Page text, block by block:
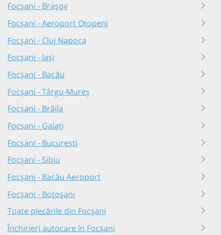
Focșani - Brașov
Focșani - Aeroport Otopeni
Focșani - Cluj Napoca
Focșani - Iași
Focșani - Bacău
Focșani - Târgu-Mureș
Focșani - Brăila
Focșani - Galați
Focșani - București
Focșani - Sibiu
Focșani - Bacău Aeroport
Focșani - Botoșani
Toate plecările din Focșani
Închirieri autocare în Focșani